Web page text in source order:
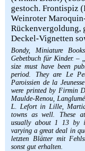
Schlagwörter
Warenkorb
AGB
Widerruf
Über uns
Aktuelle Kataloge
Kontakt
Ankauf
Links
Impressum
gestoch. Frontispiz
Weinroter
Rückenvergoldung,
Deckel-Vignetten
Bondy, Miniature
Gebetbuch für Kinder. –
size must have been
period. They are Le
Paroissien de la
were printed by Firmin
Maulde-Renou,
L. Lefort in Lille,
towns as well. These
usually about 1 13 by
varying a great deal in
letzten Blätter mit
sonst gut erhalten.